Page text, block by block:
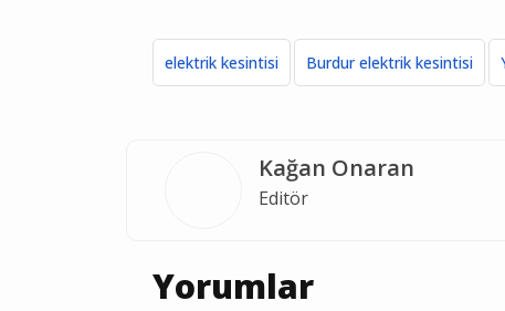
elektrik kesintisi Burdur elektrik kesintisi
Kağan Onaran
Editör
Yorumlar